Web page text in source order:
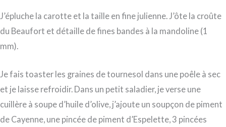
J’épluche la carotte et la taille en fine julienne. J’ôte la croûte
du Beaufort et détaille de fines bandes à la mandoline (1
mm).
Je fais toaster les graines de tournesol dans une poêle à sec
et je laisse refroidir. Dans un petit saladier, je verse une
cuillère à soupe d’huile d’olive, j’ajoute un soupçon de piment
de Cayenne, une pincée de piment d’Espelette, 3 pincées